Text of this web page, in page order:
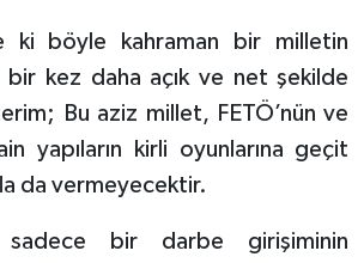
ki böyle kahraman bir milletin
bir kez daha açık ve net şekilde
Bu aziz millet, FETÖ’nün ve
yapıların kirli oyunlarına geçit
da vermeyecektir.
bir darbe girişiminin